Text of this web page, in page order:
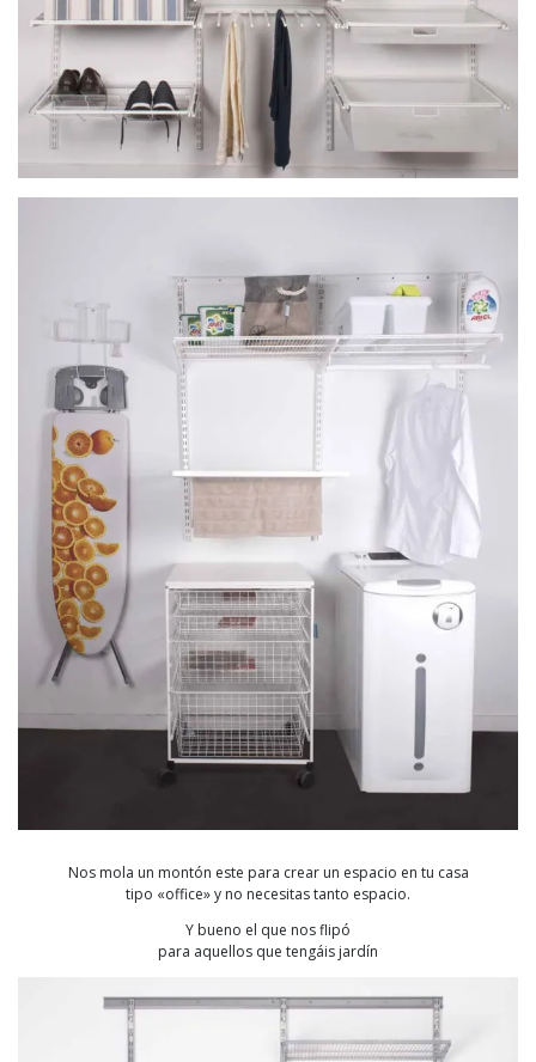
Nos mola un montón este para crear un espacio en tu casa
tipo «office» y no necesitas tanto espacio.
Y bueno el que nos flipó
para aquellos que tengáis jardín